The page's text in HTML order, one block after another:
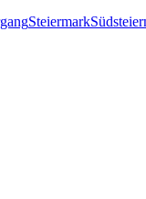
Steiermark